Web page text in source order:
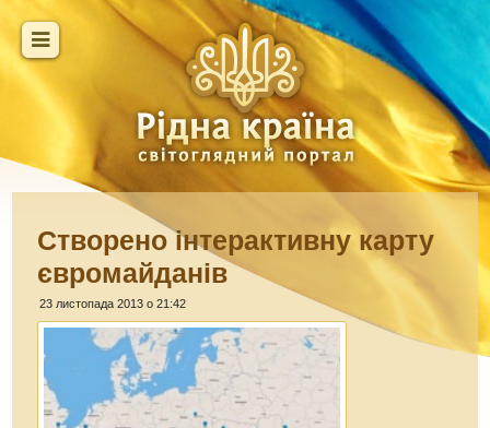
Створено інтерактивну карту
євромайданів
23 листопада 2013 о 21:42